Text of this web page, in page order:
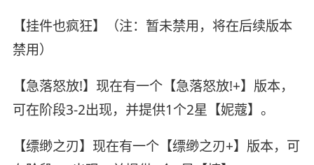
【挂件也疯狂】（注：暂未禁用，将在后续版本
禁用）
【急落怒放!】现在有一个【急落怒放!+】版本，
可在阶段3-2出现，并提供1个2星【妮蔻】。
【缥缈之刃】现在有一个【缥缈之刃+】版本，可